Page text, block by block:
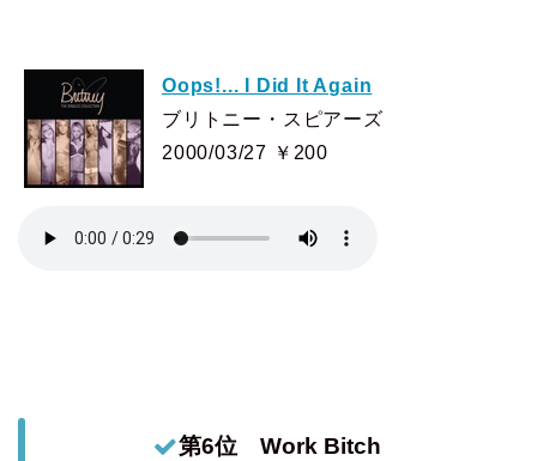
Oops!... I Did It Again
ブリトニー・スピアーズ
2000/03/27 ￥200
第6位 Work Bitch